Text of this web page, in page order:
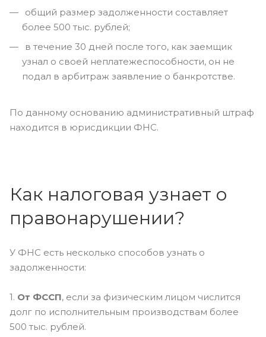
общий размер задолженности составляет
более 500 тыс. рублей;
в течение 30 дней после того, как заемщик
узнал о своей неплатежеспособности, он не
подал в арбитраж заявление о банкротстве.
По данному основанию административный штраф
находится в юрисдикции ФНС.
Как налоговая узнает о
правонарушении?
У ФНС есть несколько способов узнать о
задолженности:
1. От ФССП, если за физическим лицом числится
долг по исполнительным производствам более
500 тыс. рублей.